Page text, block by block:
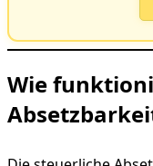
Wie